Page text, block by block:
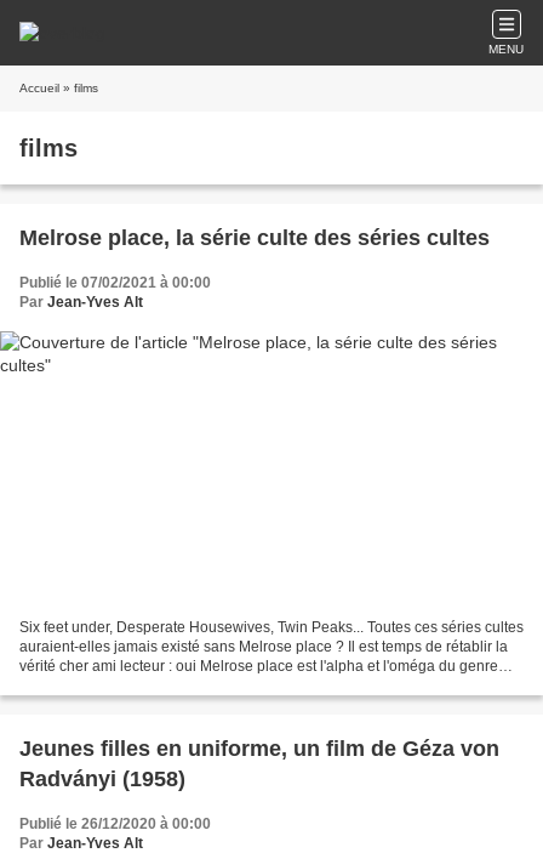
MENU
Accueil » films
films
Melrose place, la série culte des séries cultes
Publié le 07/02/2021 à 00:00
Par Jean-Yves Alt
Six feet under, Desperate Housewives, Twin Peaks... Toutes ces séries cultes
auraient-elles jamais existé sans Melrose place ? Il est temps de rétablir la
vérité cher ami lecteur : oui Melrose place est l'alpha et l'oméga du genre
Jeunes filles en uniforme, un film de Géza von
Radványi (1958)
Publié le 26/12/2020 à 00:00
Par Jean-Yves Alt